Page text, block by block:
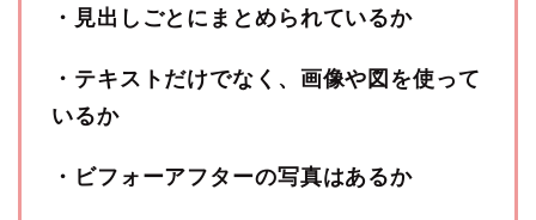
・見出しごとにまとめられているか
・テキストだけでなく、画像や図を使って
いるか
・ビフォーアフターの写真はあるか